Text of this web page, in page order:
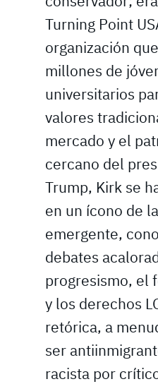
Turning Point
organización
millones de
universitarios
valores
mercado y el
cercano del
Trump, Kirk se
en un ícono de
emergente,
debates
progresismo, el
y los derechos
retórica, a
ser
racista por